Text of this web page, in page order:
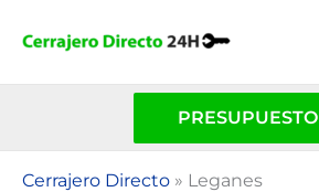
PRESUPUESTO
Cerrajero Directo » Leganes